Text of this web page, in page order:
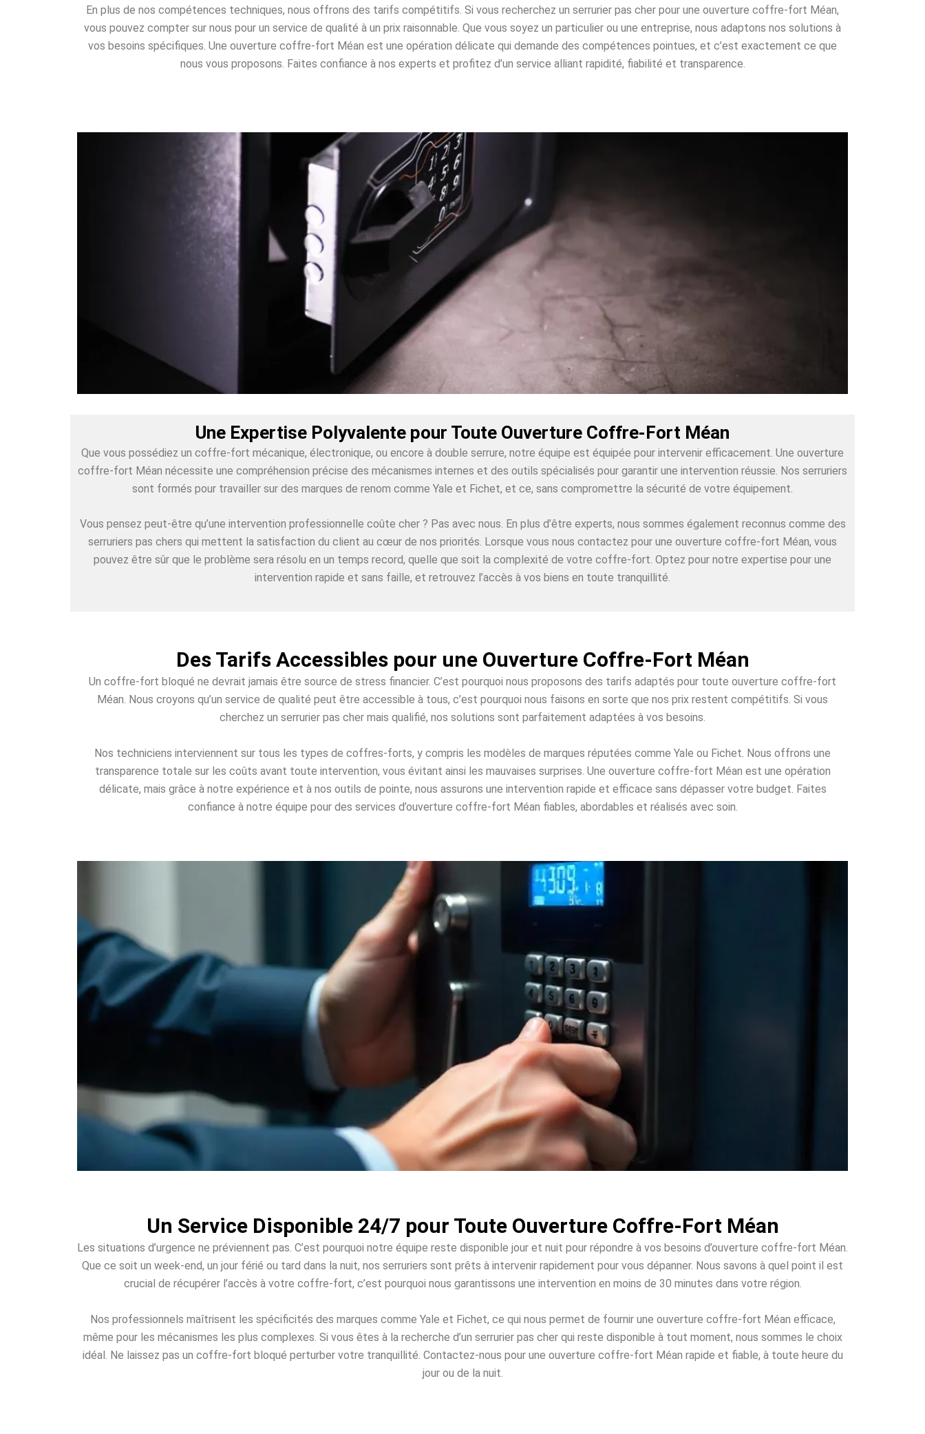
En plus de nos compétences techniques, nous offrons des tarifs compétitifs. Si vous recherchez un serrurier pas cher pour une ouverture coffre-fort Méan,
vous pouvez compter sur nous pour un service de qualité à un prix raisonnable. Que vous soyez un particulier ou une entreprise, nous adaptons nos solutions à
vos besoins spécifiques. Une ouverture coffre-fort Méan est une opération délicate qui demande des compétences pointues, et c’est exactement ce que
nous vous proposons. Faites confiance à nos experts et profitez d’un service alliant rapidité, fiabilité et transparence.
Une Expertise Polyvalente pour Toute Ouverture Coffre-Fort Méan
Que vous possédiez un coffre-fort mécanique, électronique, ou encore à double serrure, notre équipe est équipée pour intervenir efficacement. Une ouverture
coffre-fort Méan nécessite une compréhension précise des mécanismes internes et des outils spécialisés pour garantir une intervention réussie. Nos serruriers
sont formés pour travailler sur des marques de renom comme Yale et Fichet, et ce, sans compromettre la sécurité de votre équipement.
Vous pensez peut-être qu’une intervention professionnelle coûte cher ? Pas avec nous. En plus d’être experts, nous sommes également reconnus comme des
serruriers pas chers qui mettent la satisfaction du client au cœur de nos priorités. Lorsque vous nous contactez pour une ouverture coffre-fort Méan, vous
pouvez être sûr que le problème sera résolu en un temps record, quelle que soit la complexité de votre coffre-fort. Optez pour notre expertise pour une
intervention rapide et sans faille, et retrouvez l’accès à vos biens en toute tranquillité.
Des Tarifs Accessibles pour une Ouverture Coffre-Fort Méan
Un coffre-fort bloqué ne devrait jamais être source de stress financier. C’est pourquoi nous proposons des tarifs adaptés pour toute ouverture coffre-fort
Méan. Nous croyons qu’un service de qualité peut être accessible à tous, c’est pourquoi nous faisons en sorte que nos prix restent compétitifs. Si vous
cherchez un serrurier pas cher mais qualifié, nos solutions sont parfaitement adaptées à vos besoins.
Nos techniciens interviennent sur tous les types de coffres-forts, y compris les modèles de marques réputées comme Yale ou Fichet. Nous offrons une
transparence totale sur les coûts avant toute intervention, vous évitant ainsi les mauvaises surprises. Une ouverture coffre-fort Méan est une opération
délicate, mais grâce à notre expérience et à nos outils de pointe, nous assurons une intervention rapide et efficace sans dépasser votre budget. Faites
confiance à notre équipe pour des services d’ouverture coffre-fort Méan fiables, abordables et réalisés avec soin.
Un Service Disponible 24/7 pour Toute Ouverture Coffre-Fort Méan
Les situations d’urgence ne préviennent pas. C’est pourquoi notre équipe reste disponible jour et nuit pour répondre à vos besoins d’ouverture coffre-fort Méan.
Que ce soit un week-end, un jour férié ou tard dans la nuit, nos serruriers sont prêts à intervenir rapidement pour vous dépanner. Nous savons à quel point il est
crucial de récupérer l’accès à votre coffre-fort, c’est pourquoi nous garantissons une intervention en moins de 30 minutes dans votre région.
Nos professionnels maîtrisent les spécificités des marques comme Yale et Fichet, ce qui nous permet de fournir une ouverture coffre-fort Méan efficace,
même pour les mécanismes les plus complexes. Si vous êtes à la recherche d’un serrurier pas cher qui reste disponible à tout moment, nous sommes le choix
idéal. Ne laissez pas un coffre-fort bloqué perturber votre tranquillité. Contactez-nous pour une ouverture coffre-fort Méan rapide et fiable, à toute heure du
jour ou de la nuit.